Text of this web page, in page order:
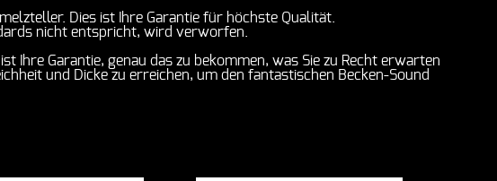
Dies ist Ihre Garantie für höchste Qualität.
nicht entspricht, wird verworfen.
Ihre Garantie, genau das zu bekommen, was Sie zu Recht erwarten
und Dicke zu erreichen, um den fantastischen Becken-Sound